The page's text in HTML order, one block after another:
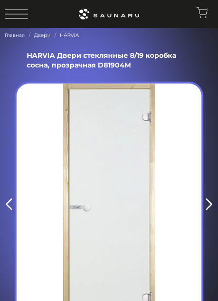
Главная Двери HARVIA
HARVIA Двери стеклянные 8/19 коробка
сосна, прозрачная D81904M